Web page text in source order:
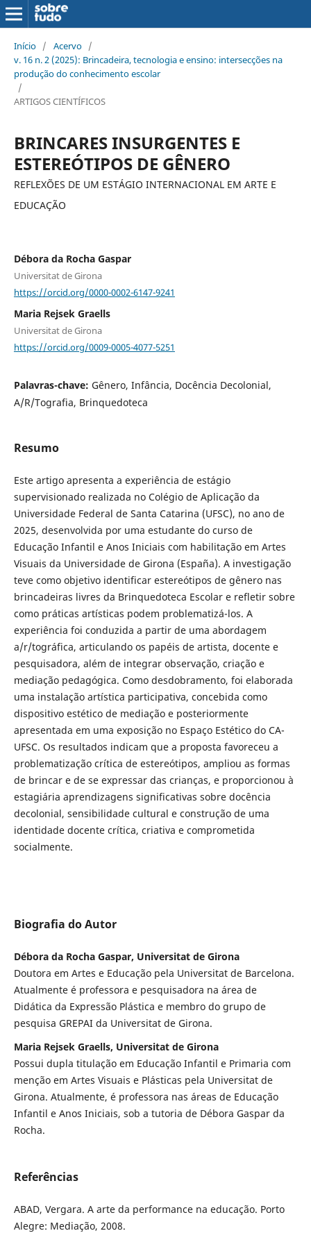
Início / Acervo /
v. 16 n. 2 (2025): Brincadeira, tecnologia e ensino: intersecções na
produção do conhecimento escolar
/
ARTIGOS CIENTÍFICOS
BRINCARES INSURGENTES E
ESTEREÓTIPOS DE GÊNERO
REFLEXÕES DE UM ESTÁGIO INTERNACIONAL EM ARTE E
EDUCAÇÃO
Débora da Rocha Gaspar
Universitat de Girona
https://orcid.org/0000-0002-6147-9241
Maria Rejsek Graells
Universitat de Girona
https://orcid.org/0009-0005-4077-5251
Palavras-chave: Gênero, Infância, Docência Decolonial,
A/R/Tografia, Brinquedoteca
Resumo
Este artigo apresenta a experiência de estágio
supervisionado realizada no Colégio de Aplicação da
Universidade Federal de Santa Catarina (UFSC), no ano de
2025, desenvolvida por uma estudante do curso de
Educação Infantil e Anos Iniciais com habilitação em Artes
Visuais da Universidade de Girona (España). A investigação
teve como objetivo identificar estereótipos de gênero nas
brincadeiras livres da Brinquedoteca Escolar e refletir sobre
como práticas artísticas podem problematizá-los. A
experiência foi conduzida a partir de uma abordagem
a/r/tográfica, articulando os papéis de artista, docente e
pesquisadora, além de integrar observação, criação e
mediação pedagógica. Como desdobramento, foi elaborada
uma instalação artística participativa, concebida como
dispositivo estético de mediação e posteriormente
apresentada em uma exposição no Espaço Estético do CA-
UFSC. Os resultados indicam que a proposta favoreceu a
problematização crítica de estereótipos, ampliou as formas
de brincar e de se expressar das crianças, e proporcionou à
estagiária aprendizagens significativas sobre docência
decolonial, sensibilidade cultural e construção de uma
identidade docente crítica, criativa e comprometida
socialmente.
Biografia do Autor
Débora da Rocha Gaspar, Universitat de Girona
Doutora em Artes e Educação pela Universitat de Barcelona.
Atualmente é professora e pesquisadora na área de
Didática da Expressão Plástica e membro do grupo de
pesquisa GREPAI da Universitat de Girona.
Maria Rejsek Graells, Universitat de Girona
Possui dupla titulação em Educação Infantil e Primaria com
menção em Artes Visuais e Plásticas pela Universitat de
Girona. Atualmente, é professora nas áreas de Educação
Infantil e Anos Iniciais, sob a tutoria de Débora Gaspar da
Rocha.
Referências
ABAD, Vergara. A arte da performance na educação. Porto
Alegre: Mediação, 2008.